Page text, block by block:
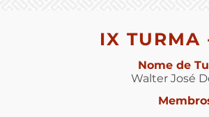
IX TURMA
Nome de
Walter José